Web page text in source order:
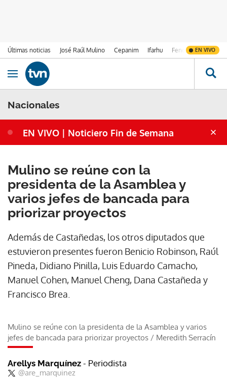
Últimas noticias José Raúl Mulino Cepanim Ifarhu Fenómeno de El
EN VIVO
Ir al contenido
Obrir navegació
Nacionales
EN VIVO | Noticiero Fin de Semana
Mulino se reúne con la
presidenta de la Asamblea y
varios jefes de bancada para
priorizar proyectos
Además de Castañedas, los otros diputados que
estuvieron presentes fueron Benicio Robinson, Raúl
Pineda, Didiano Pinilla, Luis Eduardo Camacho,
Manuel Cohen, Manuel Cheng, Dana Castañeda y
Francisco Brea.
Mulino se reúne con la presidenta de la Asamblea y varios
jefes de bancada para priorizar proyectos / Meredith Serracín
Arellys Marquínez - Periodista
@are_marquinez